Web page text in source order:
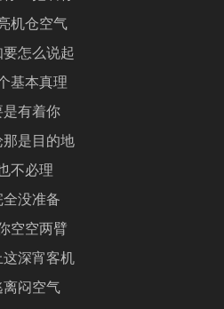
机仓空气
要怎么说起
基本真理
是有着你
那是目的地
不必理
全没准备
空空两臂
这深宵客机
离闷空气